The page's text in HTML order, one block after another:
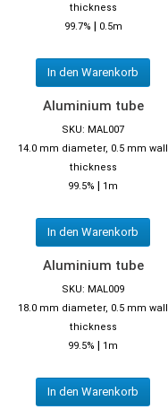
thickness
99.7% | 0.5m
In den Warenkorb
Aluminium tube
SKU: MAL007
14.0 mm diameter, 0.5 mm wall
thickness
99.5% | 1m
In den Warenkorb
Aluminium tube
SKU: MAL009
18.0 mm diameter, 0.5 mm wall
thickness
99.5% | 1m
In den Warenkorb